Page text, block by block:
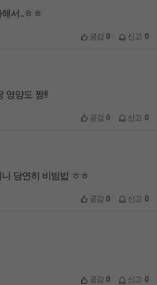
서..ㅎㅎ
공감0 신고 0
영양도 짱!!
공감0 신고 0
당연히 비빔밥 ㅎㅎ
공감0 신고 0
공감0 신고 0